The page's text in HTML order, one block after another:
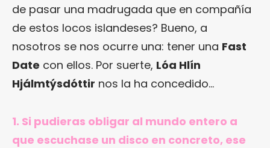
de pasar una madrugada que en compañía
de estos locos islandeses? Bueno, a
nosotros se nos ocurre una: tener una Fast
Date con ellos. Por suerte, Lóa Hlín
Hjálmtýsdóttir nos la ha concedido…
1. Si pudieras obligar al mundo entero a
que escuchase un disco en concreto, ese